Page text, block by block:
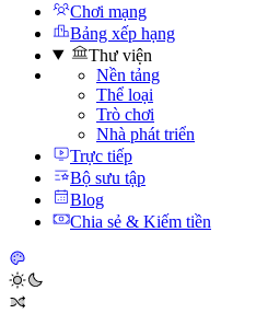
Chơi mạng
Bảng xếp hạng
Thư viện
Nền tảng
Thể loại
Trò chơi
Nhà phát triển
Trực tiếp
Bộ sưu tập
Blog
Chia sẻ & Kiếm tiền